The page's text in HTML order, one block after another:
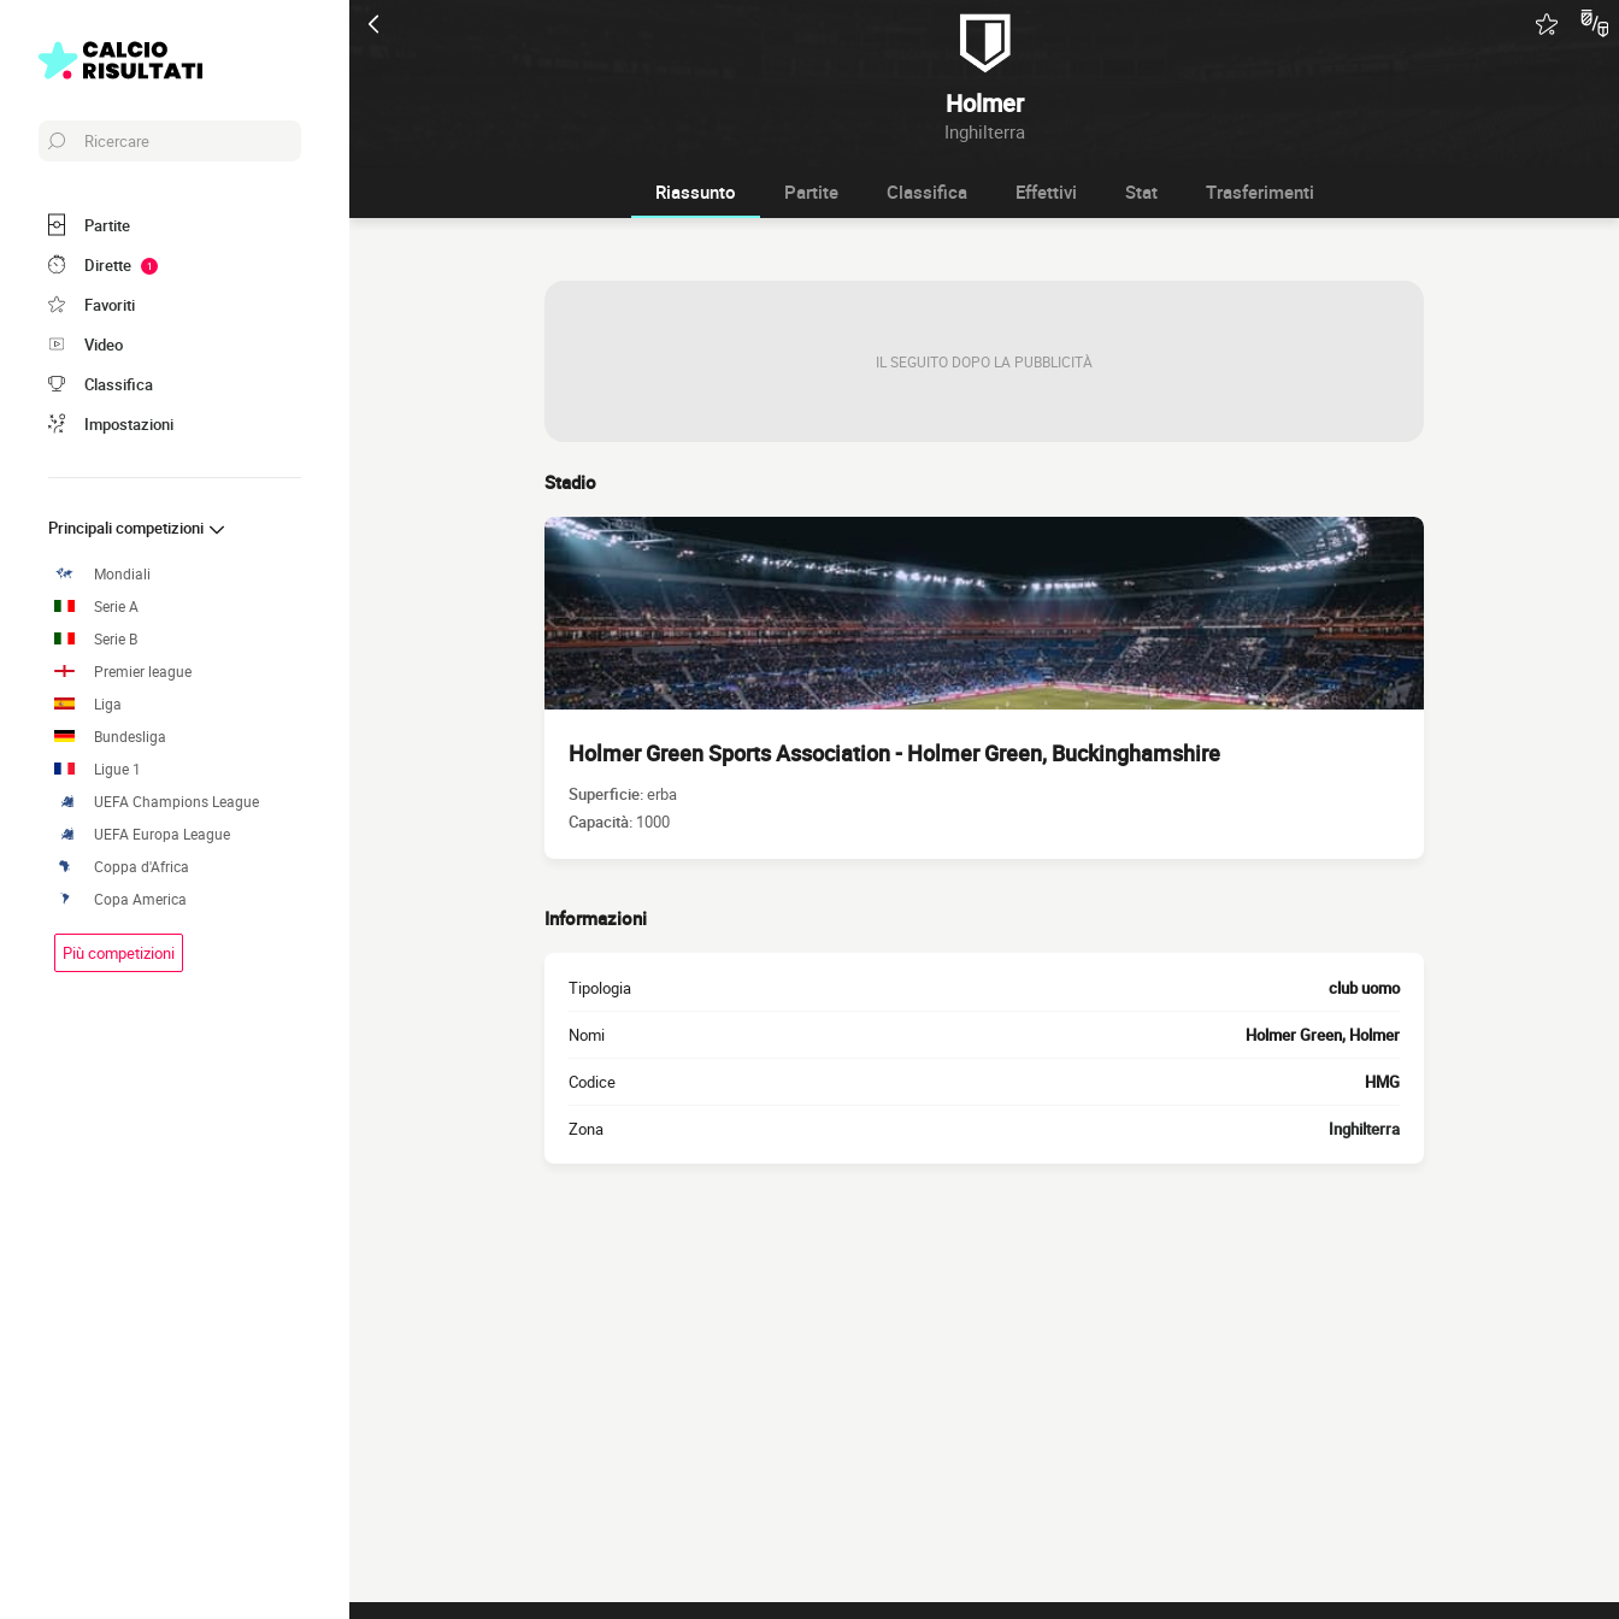
Holmer
Inghilterra
Ricercare
Partite
Dirette
1
Favoriti
Video
Classifica
Impostazioni
Principali competizioni
Mondiali
Serie A
Serie B
Premier league
Liga
Bundesliga
Ligue 1
UEFA Champions League
UEFA Europa League
Coppa d'Africa
Copa America
Più competizioni
Riassunto Partite Classifica Effettivi Stat Trasferimenti
IL SEGUITO DOPO LA PUBBLICITÀ
Stadio
Holmer Green Sports Association - Holmer Green, Buckinghamshire
Superficie:erba
Capacità: 1000
Informazioni
Tipologia club uomo
Nomi Holmer Green, Holmer
Codice HMG
Zona Inghilterra